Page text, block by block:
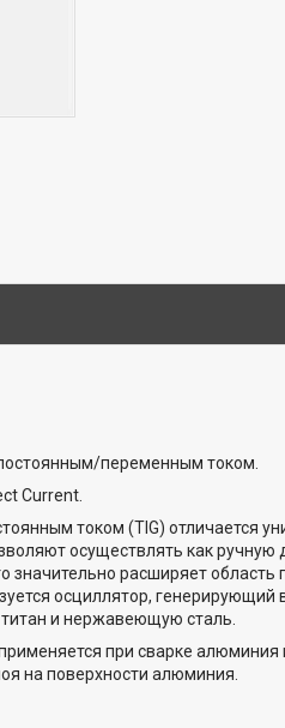
переменным током.
Current.
током (TIG) отличается
осуществлять как
значительно расширяет
осциллятор,
и нержавеющую сталь.
при сварке
на поверхности алюминия.